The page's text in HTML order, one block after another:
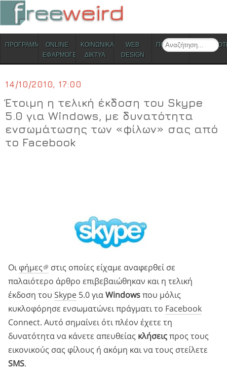
Search
Skip to content
ΠΡΟΓΡΑΜΜΑΤΑONLINE
ΕΦΑΡΜΟΓΕΣ
ΚΟΙΝΩΝΙΚΑ
ΔΙΚΤΥΑ
WEB
DESIGN
ΠΟΛΙΤΙΣΜΟΣ
14/10/2010, 17:00
Έτοιμη η τελική έκδοση του Skype
5.0 για Windows, με δυνατότητα
ενσωμάτωσης των «φίλων» σας από
το Facebook
Οιφήμες
στις οποίες είχαμε αναφερθεί σε
παλαιότερο άρθρο επιβεβαιώθηκαν και η τελική
έκδοση του Skype 5.0 γιαWindowsπου μόλις
κυκλοφόρησε ενσωματώνει πράγματι το Facebook
Connect. Αυτό σημαίνει ότι πλέον έχετε τη
δυνατότητα να κάνετε απευθείας κλήσειςπρος τους
εικονικούς σας φίλους ή ακόμη και να τους στείλετε
SMS.